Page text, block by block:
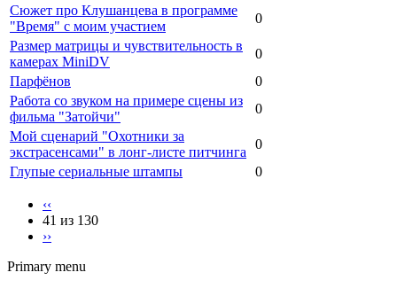
Сюжет про Клушанцева в программе
"Время" с моим участием
0
Размер матрицы и чувствительность в
камерах MiniDV
0
Парфёнов
0
Работа со звуком на примере сцены из
фильма "Затойчи"
0
Мой сценарий "Охотники за
экстрасенсами" в лонг-листе питчинга
0
Глупые сериальные штампы
0
‹‹
41 из 130
››
Primary menu